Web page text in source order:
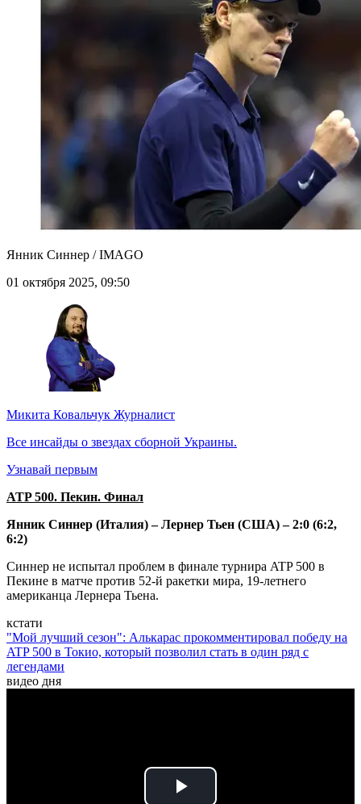
Янник Синнер / IMAGO
01 октября 2025, 09:50
Микита Ковальчук Журналист
Все инсайды о звездах сборной Украины.
Узнавай первым
ATP 500. Пекин. Финал
Янник Синнер (Италия) – Лернер Тьен (США) – 2:0 (6:2,
6:2)
Синнер не испытал проблем в финале турнира ATP 500 в
Пекине в матче против 52-й ракетки мира, 19-летнего
американца Лернера Тьена.
кстати
"Мой лучший сезон": Алькарас прокомментировал победу на
ATP 500 в Токио, который позволил стать в один ряд с
легендами
видео дня